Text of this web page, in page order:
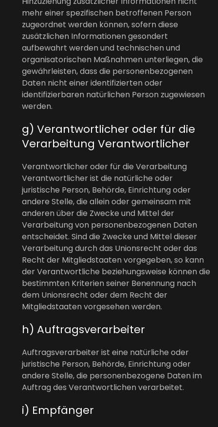
mehr einer spezifischen betroffenen Person
zugeordnet werden können, sofern diese
zusätzlichen Informationen gesondert
aufbewahrt werden und technischen und
organisatorischen Maßnahmen unterliegen, die
gewährleisten, dass die personenbezogenen
Daten nicht einer identifizierten oder
identifizierbaren natürlichen Person zugewiesen
werden.
g) Verantwortlicher oder für die
Verarbeitung Verantwortlicher
Verantwortlicher oder für die Verarbeitung
Verantwortlicher ist die natürliche oder
juristische Person, Behörde, Einrichtung oder
andere Stelle, die allein oder gemeinsam mit
anderen über die Zwecke und Mittel der
Verarbeitung von personenbezogenen Daten
entscheidet. Sind die Zwecke und Mittel dieser
Verarbeitung durch das Unionsrecht oder das
Recht der Mitgliedstaaten vorgegeben, so kann
der Verantwortliche beziehungsweise können die
bestimmten Kriterien seiner Benennung nach
dem Unionsrecht oder dem Recht der
Mitgliedstaaten vorgesehen werden.
h) Auftragsverarbeiter
Auftragsverarbeiter ist eine natürliche oder
juristische Person, Behörde, Einrichtung oder
andere Stelle, die personenbezogene Daten im
Auftrag des Verantwortlichen verarbeitet.
i) Empfänger